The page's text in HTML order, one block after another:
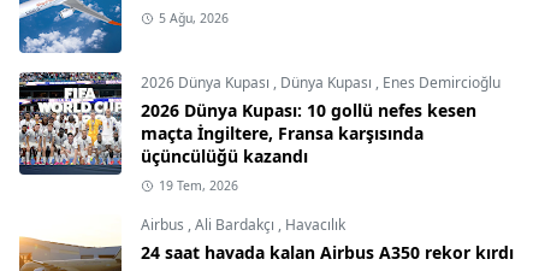
5 Ağu, 2026
2026 Dünya Kupası , Dünya Kupası , Enes Demircioğlu
2026 Dünya Kupası: 10 gollü nefes kesen
maçta İngiltere, Fransa karşısında
üçüncülüğü kazandı
19 Tem, 2026
Airbus ,Ali Bardakçı , Havacılık
24 saat havada kalan Airbus A350 rekor kırdı